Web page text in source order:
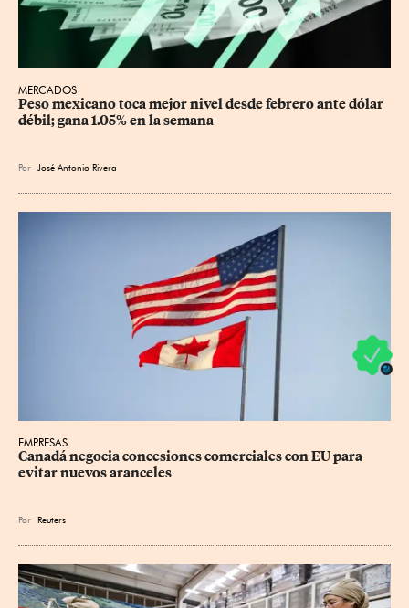
MERCADOS
Peso mexicano toca mejor nivel desde febrero ante dólar
débil; gana 1.05% en la semana
Por José Antonio Rivera
EMPRESAS
Canadá negocia concesiones comerciales con EU para
evitar nuevos aranceles
Por Reuters